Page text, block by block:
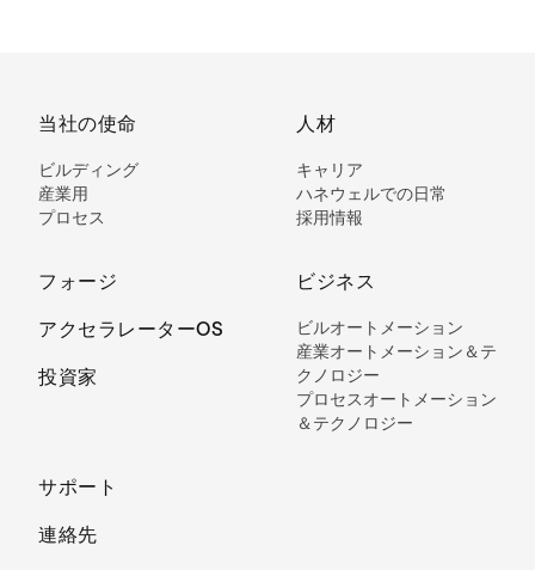
当社の使命
ビルディング
産業用
プロセス
フォージ
アクセラレーターOS
投資家
人材
キャリア
ハネウェルでの日常
採用情報
ビジネス
ビルオートメーション
産業オートメーション＆テ
クノロジー
プロセスオートメーション
＆テクノロジー
サポート
連絡先